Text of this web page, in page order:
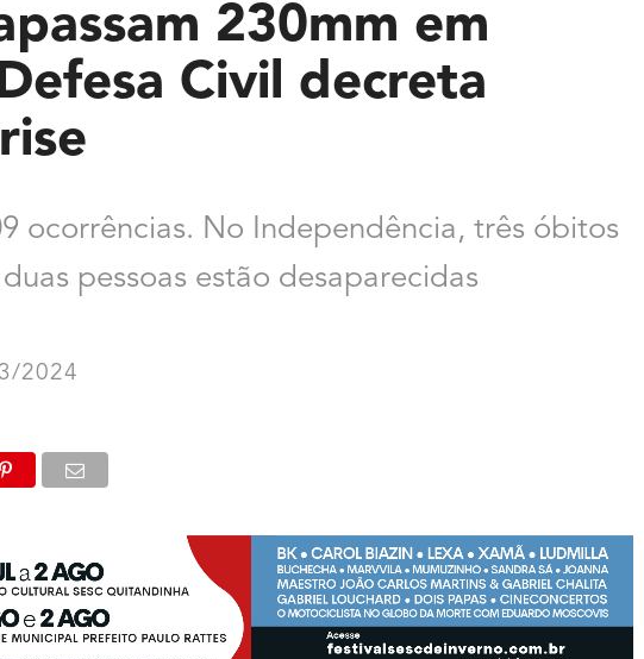
230mm em
Civil decreta
ocorrências. No Independência, três óbitos
pessoas estão desaparecidas
2024